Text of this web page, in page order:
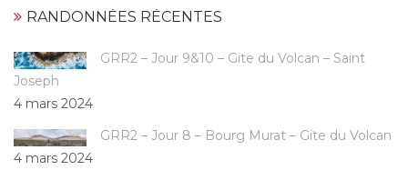
RANDONNÉES RÉCENTES
GRR2 – Jour 9&10 – Gite du Volcan – Saint
Joseph
4 mars 2024
GRR2 – Jour 8 – Bourg Murat – Gite du Volcan
4 mars 2024